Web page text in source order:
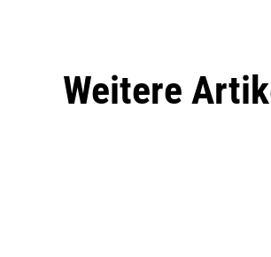
Weitere